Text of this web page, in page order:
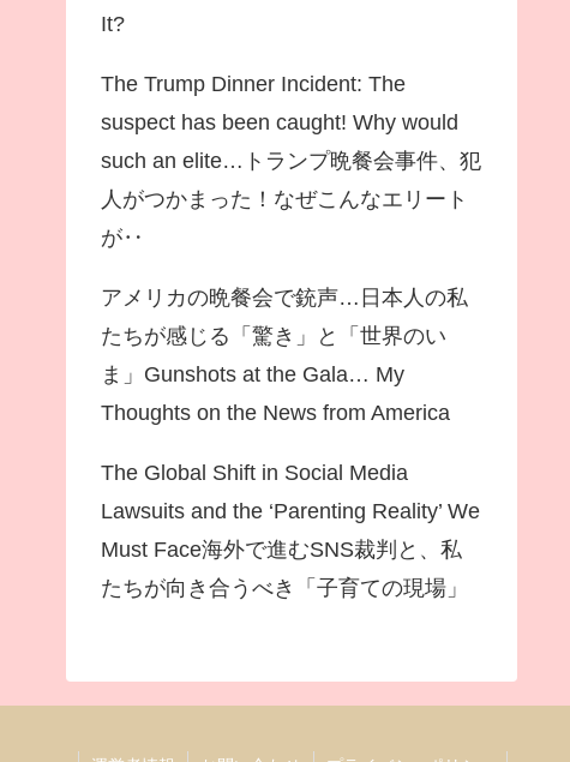
It?
The Trump Dinner Incident: The
suspect has been caught! Why would
such an elite…トランプ晩餐会事件、犯
人がつかまった！なぜこんなエリート
が‥
アメリカの晩餐会で銃声…日本人の私
たちが感じる「驚き」と「世界のい
ま」Gunshots at the Gala… My
Thoughts on the News from America
The Global Shift in Social Media
Lawsuits and the ‘Parenting Reality’ We
Must Face海外で進むSNS裁判と、私
たちが向き合うべき「子育ての現場」